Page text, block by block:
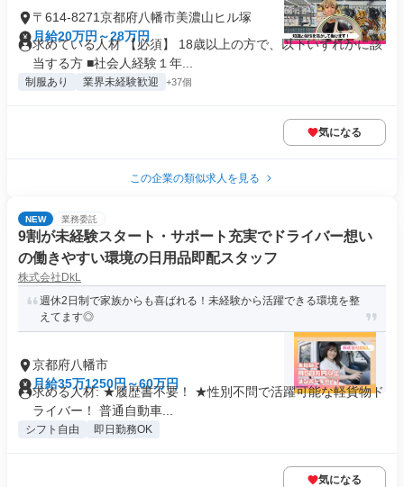
〒614-8271京都府八幡市美濃山ヒル塚
月給20万円～28万円
求めている人材 【必須】 18歳以上の方で、以下いずれかに該
当する方 ■社会人経験１年...
制服あり 業界未経験歓迎 +37個
気になる
この企業の類似求人を見る
NEW 業務委託
9割が未経験スタート・サポート充実でドライバー想い
の働きやすい環境の日用品即配スタッフ
株式会社DkL
週休2日制で家族からも喜ばれる！未経験から活躍できる環境を整
えてます◎
京都府八幡市
月給35万1250円～60万円
求める人材: ★履歴書不要！ ★性別不問で活躍可能な軽貨物ド
ライバー！ 普通自動車...
シフト自由 即日勤務OK
気になる